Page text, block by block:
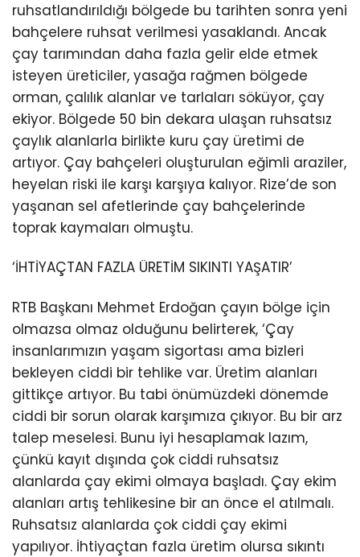
ruhsatlandırıldığı bölgede bu tarihten sonra yeni
bahçelere ruhsat verilmesi yasaklandı. Ancak
çay tarımından daha fazla gelir elde etmek
isteyen üreticiler, yasağa rağmen bölgede
orman, çalılık alanlar ve tarlaları söküyor, çay
ekiyor. Bölgede 50 bin dekara ulaşan ruhsatsız
çaylık alanlarla birlikte kuru çay üretimi de
artıyor. Çay bahçeleri oluşturulan eğimli araziler,
heyelan riski ile karşı karşıya kalıyor. Rize’de son
yaşanan sel afetlerinde çay bahçelerinde
toprak kaymaları olmuştu.
‘İHTİYAÇTAN FAZLA ÜRETİM SIKINTI YAŞATIR’
RTB Başkanı Mehmet Erdoğan çayın bölge için
olmazsa olmaz olduğunu belirterek, ‘Çay
insanlarımızın yaşam sigortası ama bizleri
bekleyen ciddi bir tehlike var. Üretim alanları
gittikçe artıyor. Bu tabi önümüzdeki dönemde
ciddi bir sorun olarak karşımıza çıkıyor. Bu bir arz
talep meselesi. Bunu iyi hesaplamak lazım,
çünkü kayıt dışında çok ciddi ruhsatsız
alanlarda çay ekimi olmaya başladı. Çay ekim
alanları artış tehlikesine bir an önce el atılmalı.
Ruhsatsız alanlarda çok ciddi çay ekimi
yapılıyor. İhtiyaçtan fazla üretim olursa sıkıntı